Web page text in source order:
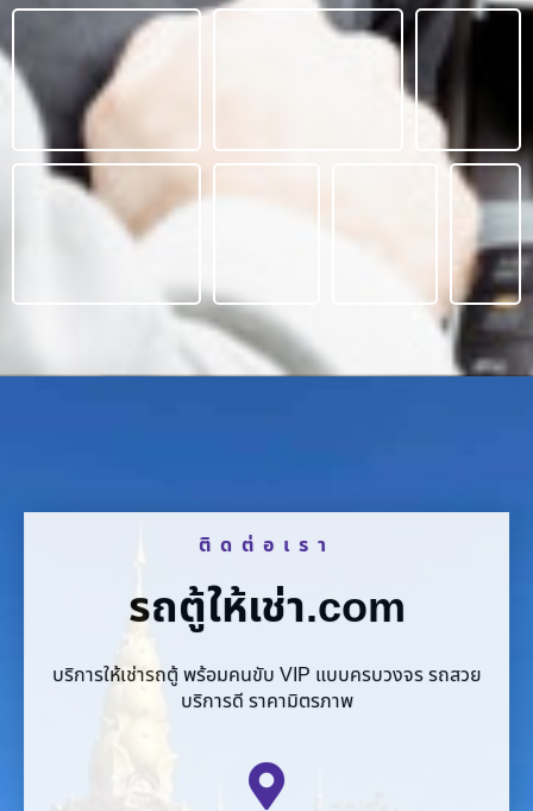
รถตู้ให้เช่า.com
บริการให้เช่ารถตู้ พร้อมคนขับ VIP แบบครบวงจร รถสวย
บริการดี ราคามิตรภาพ
ที่ตั้ง